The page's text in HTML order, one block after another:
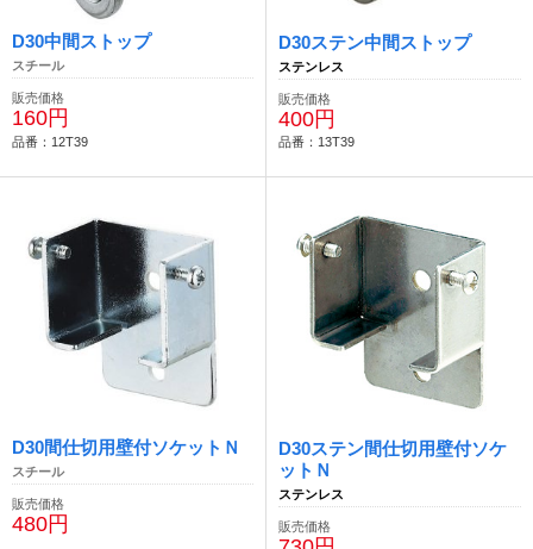
D30中間ストップ
スチール
販売価格
160円
品番：12T39
D30ステン中間ストップ
ステンレス
販売価格
400円
品番：13T39
D30間仕切用壁付ソケットＮ
スチール
販売価格
480円
D30ステン間仕切用壁付ソケ
ットＮ
ステンレス
販売価格